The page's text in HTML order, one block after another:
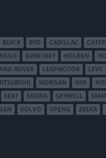
BUICK BYD CADILLAC
GWM WEY HOLDEN
ROVER LEAPMOTOR LEVC
MORGAN NIO
SEAT SKODA SKYWELL
VOLVO XPENG ZEEKR